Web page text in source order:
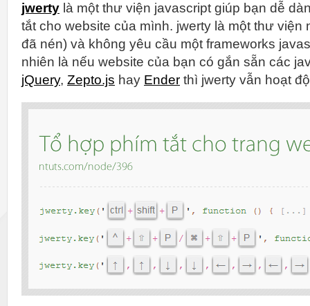
jwerty là một thư viện javascript giúp bạn dễ
tắt cho website của mình. jwerty là một thư viện
đã nén) và không yêu cầu một frameworks
nhiên là nếu website của bạn có gắn sẵn các
jQuery, Zepto.js hay Ender thì jwerty vẫn hoạt